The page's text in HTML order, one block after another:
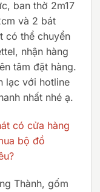
ban thờ 2m17
và 2 bát
có thể chuyển
nhận hàng
tâm đặt hàng.
lạc với hotline
nhất nhé ạ.
có cửa hàng
bộ đồ
Thành, gốm